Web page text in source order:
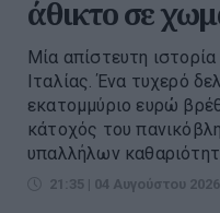
άθικτο σε
Μία απίστευτη
Ιταλίας. Ένα τυχερό
εκατομμύριο ευρώ
κάτοχός του
υπαλλήλων
21:35 | 04 Αυγούστου 2026